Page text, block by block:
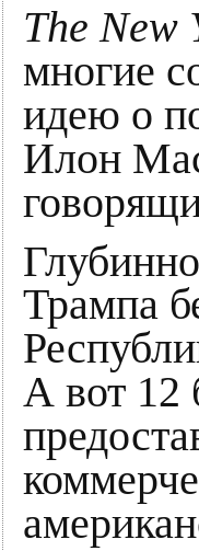
The New
многие
идею о
Илон
Трампа
А вот 12